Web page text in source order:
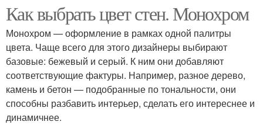
Как выбрать цвет стен. Монохром
Монохром — оформление в рамках одной палитры
цвета. Чаще всего для этого дизайнеры выбирают
базовые: бежевый и серый. К ним они добавляют
соответствующие фактуры. Например, разное дерево,
камень и бетон — подобранные по тональности, они
способны разбавить интерьер, сделать его интереснее и
динамичнее.